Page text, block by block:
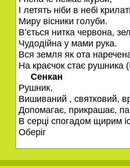
І летять ніби в небі
Миру вісники голуби.
В’ється нитка червона,
Чудодійна у мами рука.
Вся земля як ота
На краєчок стає рушника
Сенкан
Рушник,
Вишиваний , святковий,
Допомагає, прикрашає,
В серці спогадом щирим
Оберіг